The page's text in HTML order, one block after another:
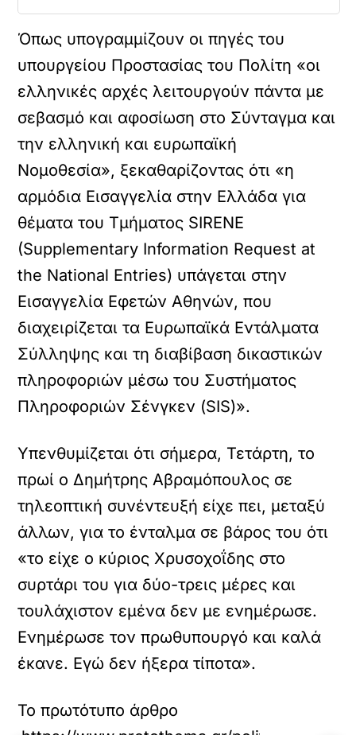
Όπως υπογραμμίζουν οι πηγές του
υπουργείου Προστασίας του Πολίτη «οι
ελληνικές αρχές λειτουργούν πάντα με
σεβασμό και αφοσίωση στο Σύνταγμα και
την ελληνική και ευρωπαϊκή
Νομοθεσία», ξεκαθαρίζοντας ότι «η
αρμόδια Εισαγγελία στην Ελλάδα για
θέματα του Τμήματος SIRENE
(Supplementary Information Request at
the National Entries) υπάγεται στην
Εισαγγελία Εφετών Αθηνών, που
διαχειρίζεται τα Ευρωπαϊκά Εντάλματα
Σύλληψης και τη διαβίβαση δικαστικών
πληροφοριών μέσω του Συστήματος
Πληροφοριών Σένγκεν (SIS)».
Υπενθυμίζεται ότι σήμερα, Τετάρτη, το
πρωί ο Δημήτρης Αβραμόπουλος σε
τηλεοπτική συνέντευξή είχε πει, μεταξύ
άλλων, για το ένταλμα σε βάρος του ότι
«το είχε ο κύριος Χρυσοχοΐδης στο
συρτάρι του για δύο-τρεις μέρες και
τουλάχιστον εμένα δεν με ενημέρωσε.
Ενημέρωσε τον πρωθυπουργό και καλά
έκανε. Εγώ δεν ήξερα τίποτα».
Το πρωτότυπο άρθρο